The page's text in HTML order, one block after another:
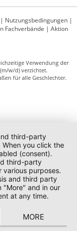
| Nutzungsbedingungen |
Fachverbände | Aktion
Verwendung der
w/d) verzichtet.
für alle Geschlechter.
third-party
you click the
(consent).
third-party
various purposes.
and third party
"More" and in our
at any time.
MORE